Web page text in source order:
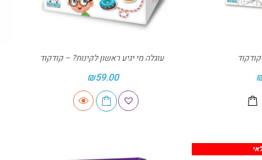
עוגלה מי יגיע ראשון לקינוח? – קודקוד
₪59.00